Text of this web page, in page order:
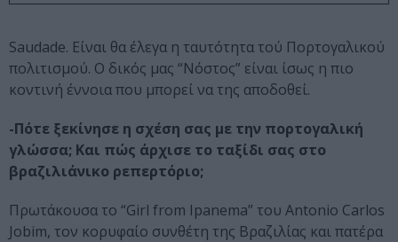
Saudade. Είναι θα έλεγα η ταυτότητα τού Πορτογαλικού
πολιτισμού. Ο δικός μας “Νόστος” είναι ίσως η πιο
κοντινή έννοια που μπορεί να της αποδοθεί.
-Πότε ξεκίνησε η σχέση σας με την πορτογαλική
γλώσσα; Και πώς άρχισε το ταξίδι σας στο
βραζιλιάνικο ρεπερτόριο;
Πρωτάκουσα το “Girl from Ipanema” του Antonio Carlos
Jobim, τον κορυφαίο συνθέτη της Βραζιλίας και πατέρα